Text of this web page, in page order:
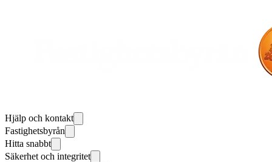
Hjälp och kontakt
Fastighetsbyrån
Hitta snabbt
Säkerhet och integritet